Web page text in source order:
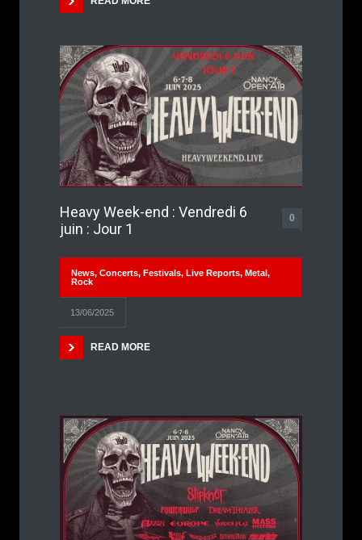
Heavy Week-end : Vendredi 6
juin : Jour 1
0
News, Concerts, Festivals, Live Reports, Metal,
Rock
13/06/2025
READ MORE